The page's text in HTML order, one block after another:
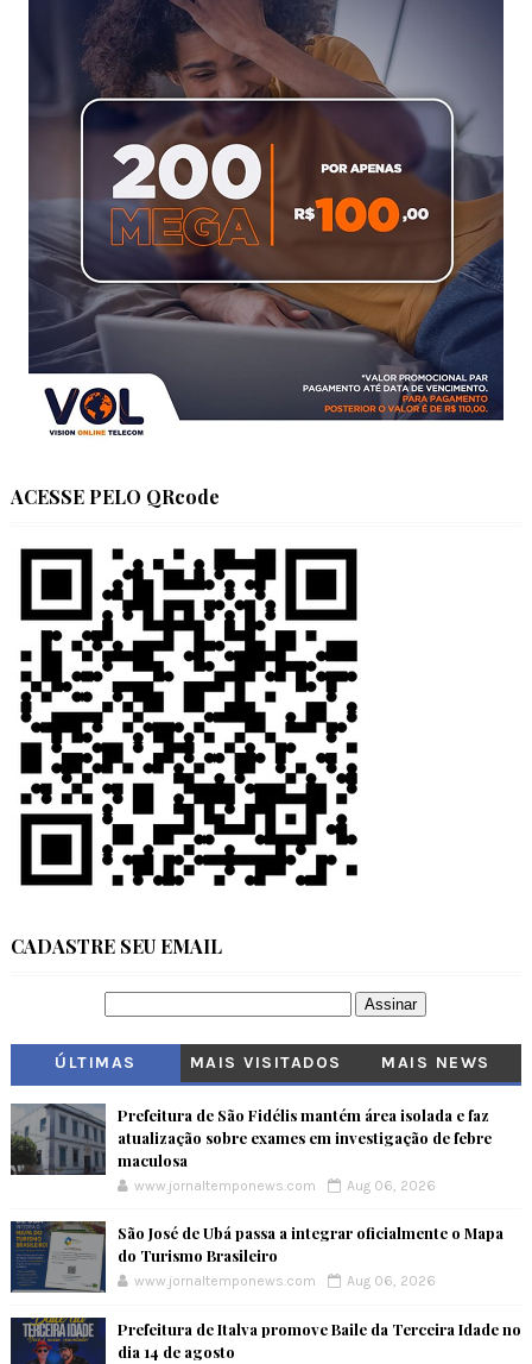
ACESSE PELO QRcode
CADASTRE SEU EMAIL
ÚLTIMAS MAIS VISITADOS MAIS NEWS
Prefeitura de São Fidélis mantém área isolada e faz
atualização sobre exames em investigação de febre
maculosa
www.jornaltemponews.com Aug 06, 2026
São José de Ubá passa a integrar oficialmente o Mapa
do Turismo Brasileiro
www.jornaltemponews.com Aug 06, 2026
Prefeitura de Italva promove Baile da Terceira Idade no
dia 14 de agosto